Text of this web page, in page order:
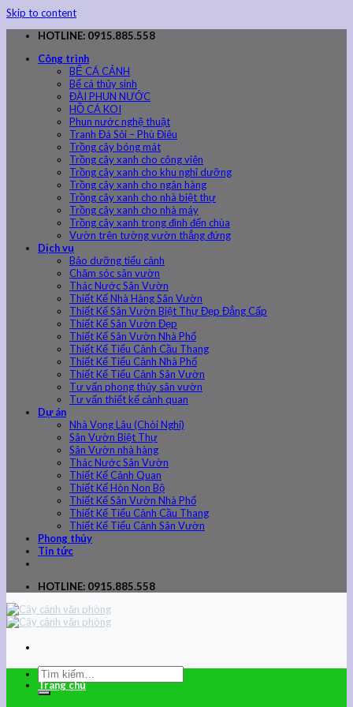
Skip to content
HOTLINE: 0915.885.558
Công trình
BỂ CÁ CẢNH
Bể cá thủy sinh
ĐÀI PHUN NƯỚC
HỒ CÁ KOI
Phun nước nghệ thuật
Tranh Đá Sỏi – Phù Điêu
Trồng cây bóng mát
Trồng cây xanh cho công viên
Trồng cây xanh cho khu nghỉ dưỡng
Trồng cây xanh cho ngân hàng
Trồng cây xanh cho nhà biệt thự
Trồng cây xanh cho nhà máy
Trồng cây xanh trong đình đến chùa
Vườn trên tường vườn thẳng đứng
Dịch vụ
Bảo dưỡng tiểu cảnh
Chăm sóc sân vườn
Thác Nước Sân Vườn
Thiết Kế Nhà Hàng Sân Vườn
Thiết Kế Sân Vườn Biệt Thự Đẹp Đẳng Cấp
Thiết Kế Sân Vườn Đẹp
Thiết Kế Sân Vườn Nhà Phố
Thiết Kế Tiểu Cảnh Cầu Thang
Thiết Kế Tiểu Cảnh Nhà Phố
Thiết Kế Tiểu Cảnh Sân Vườn
Tư vấn phong thủy sân vườn
Tư vấn thiết kế cảnh quan
Dự án
Nhà Vọng Lâu (Chòi Nghỉ)
Sân Vườn Biệt Thự
Sân Vườn nhà hàng
Thác Nước Sân Vườn
Thiết Kế Cảnh Quan
Thiết Kế Hòn Non Bộ
Thiết Kế Sân Vườn Nhà Phố
Thiết Kế Tiểu Cảnh Cầu Thang
Thiết Kế Tiểu Cảnh Sân Vườn
Phong thủy
Tin tức
HOTLINE: 0915.885.558
Trang chủ